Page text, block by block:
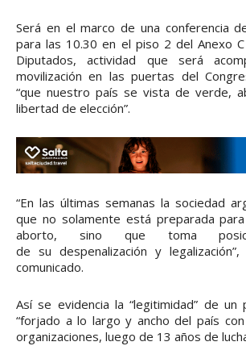
Será en el marco de una conferencia
para las 10.30 en el piso 2 del Anexo
Diputados, actividad que será
movilización en las puertas del
“que nuestro país se vista de verde,
libertad de elección”.
“En las últimas semanas la sociedad
que no solamente está preparada
aborto, sino que toma
de su despenalización y
comunicado.
Así se evidencia la “legitimidad” de
“forjado a lo largo y ancho del país
organizaciones, luego de 13 años de